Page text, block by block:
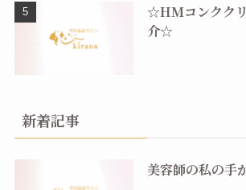
☆HMコンクク
介☆
新着記事
美容師の私の手